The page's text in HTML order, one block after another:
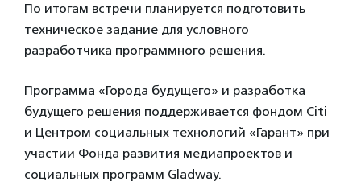
По итогам встречи планируется подготовить
техническое задание для условного
разработчика программного решения.
Программа «Города будущего» и разработка
будущего решения поддерживается фондом Citi
и Центром социальных технологий «Гарант» при
участии Фонда развития медиапроектов и
социальных программ Gladway.